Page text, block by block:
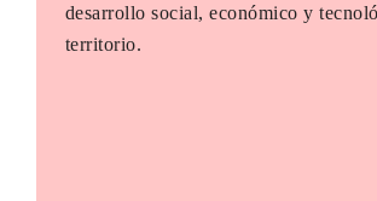
desarrollo social, económico y
territorio.